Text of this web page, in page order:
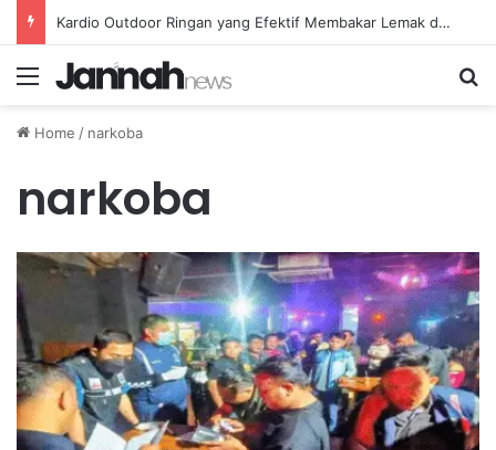
Kardio Outdoor Ringan yang Efektif Membakar Lemak dan Menyegarkan Tubuh Anda
Menu
Home / narkoba
narkoba